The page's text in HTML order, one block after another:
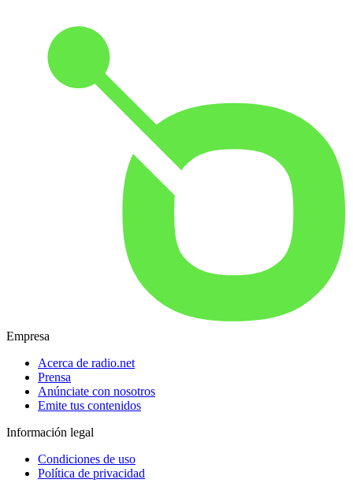
Empresa
Acerca de radio.net
Prensa
Anúnciate con nosotros
Emite tus contenidos
Información legal
Condiciones de uso
Política de privacidad